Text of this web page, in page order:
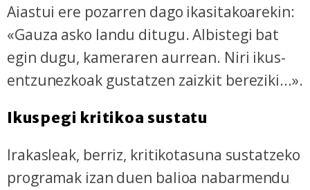
Aiastui ere pozarren dago ikasitakoarekin:
«Gauza asko landu ditugu. Albistegi bat
egin dugu, kameraren aurrean. Niri ikus-
entzunezkoak gustatzen zaizkit bereziki...».
Ikuspegi kritikoa sustatu
Irakasleak, berriz, kritikotasuna sustatzeko
programak izan duen balioa nabarmendu